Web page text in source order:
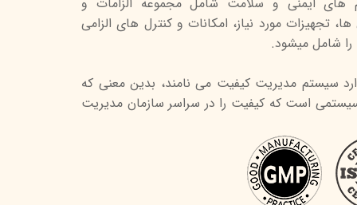
تجهیزات مورد نیاز، امکانات و کنترل های الزامی
را شامل میشود.
9001 را استاندارد سیستم مدیریت کیفیت می نامند، بدین معنی که
سیستمی است که کیفیت را در سراسر سازمان مدیریت